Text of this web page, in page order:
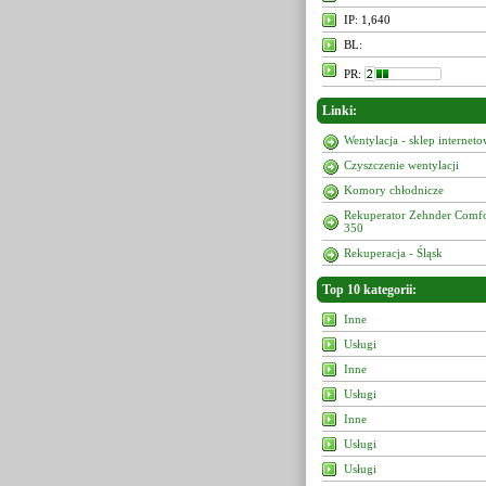
IP: 1,640
BL:
PR:
Linki:
Wentylacja - sklep
Czyszczenie wentylacji
Komory chłodnicze
Rekuperator Zehnder
350
Rekuperacja - Śląsk
Top 10 kategorii:
Inne
Usługi
Inne
Usługi
Inne
Usługi
Usługi